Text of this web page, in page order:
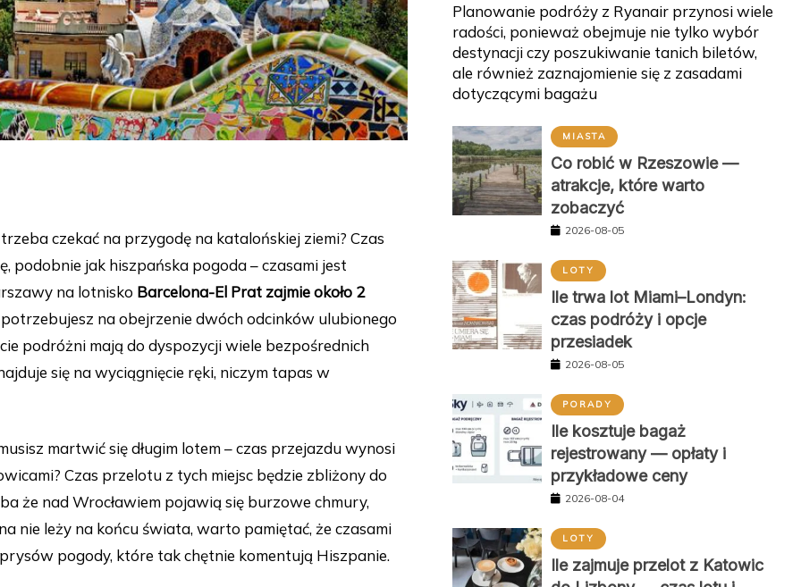
czekać na przygodę na katalońskiej ziemi? Czas
podobnie jak hiszpańska pogoda – czasami jest
na lotnisko Barcelona-El Prat zajmie około 2
na obejrzenie dwóch odcinków ulubionego
podróżni mają do dyspozycji wiele bezpośrednich
się na wyciągnięcie ręki, niczym tapas w
martwić się długim lotem – czas przejazdu wynosi
Czas przelotu z tych miejsc będzie zbliżony do
że nad Wrocławiem pojawią się burzowe chmury,
nie leży na końcu świata, warto pamiętać, że czasami
pogody, które tak chętnie komentują Hiszpanie.
Planowanie podróży z Ryanair przynosi wiele
radości, ponieważ obejmuje nie tylko wybór
destynacji czy poszukiwanie tanich biletów,
ale również zaznajomienie się z zasadami
dotyczącymi bagażu
MIASTA
Co robić w Rzeszowie —
atrakcje, które warto
zobaczyć
2026-08-05
LOTY
Ile trwa lot Miami–Londyn:
czas podróży i opcje
przesiadek
2026-08-05
PORADY
Ile kosztuje bagaż
rejestrowany — opłaty i
przykładowe ceny
2026-08-04
LOTY
Ile zajmuje przelot z Katowic